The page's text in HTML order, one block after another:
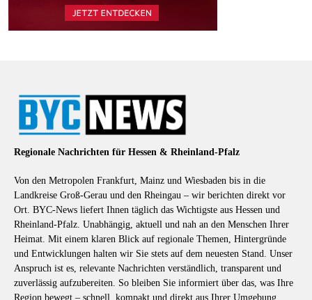
Regionale Nachrichten für Hessen & Rheinland-Pfalz
Von den Metropolen Frankfurt, Mainz und Wiesbaden bis in die
Landkreise Groß-Gerau und den Rheingau – wir berichten direkt vor
Ort. BYC-News liefert Ihnen täglich das Wichtigste aus Hessen und
Rheinland-Pfalz. Unabhängig, aktuell und nah an den Menschen Ihrer
Heimat. Mit einem klaren Blick auf regionale Themen, Hintergründe
und Entwicklungen halten wir Sie stets auf dem neuesten Stand. Unser
Anspruch ist es, relevante Nachrichten verständlich, transparent und
zuverlässig aufzubereiten. So bleiben Sie informiert über das, was Ihre
Region bewegt – schnell, kompakt und direkt aus Ihrer Umgebung.